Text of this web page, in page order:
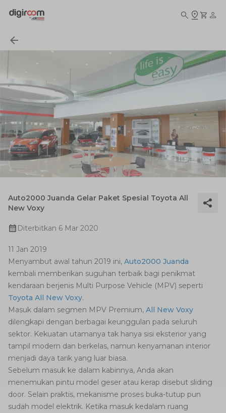
Auto2000 Juanda Gelar Paket Spesial Toyota All
New Voxy
Diterbitkan 6 Mar 2020
11 Jan 2019
Menyambut awal tahun 2019 ini, Auto2000 Juanda
kembali memberikan suguhan terbaik bagi penikmat
kendaraan berjenis Multi Purpose Vehicle (MPV) seperti
Toyota All New Voxy.
Masuk dalam segmen MPV Premium, All New Voxy
dilengkapi dengan berbagai keunggulan pada seluruh
sektor. Kekuatan utamanya tak hanya sisi eksterior yang
tampil modern dan berkelas, namun kenyamanan interior
menjadi daya tarik yang luar biasa.
Sebelum masuk ke dalam kabinnya, Anda akan
menemukan pintu model geser atau kerap disebut sliding
door. Selain praktis, mekanisme proses buka-tutup pun
sudah model elektrik. Ketika masuk kedalam ruang